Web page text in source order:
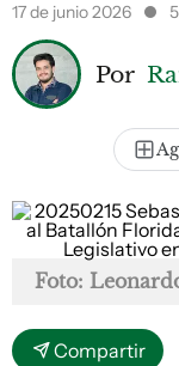
17 de junio 2026
Por
Foto:
Compartir